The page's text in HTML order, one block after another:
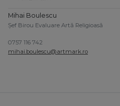
Mihai Boulescu
Șef Birou Evaluare Artă Religioasă
0757 116 742
mihai.boulescu@artmark.ro